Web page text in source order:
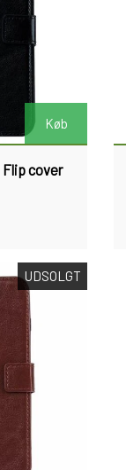
Køb
Flip cover
UDSOLGT